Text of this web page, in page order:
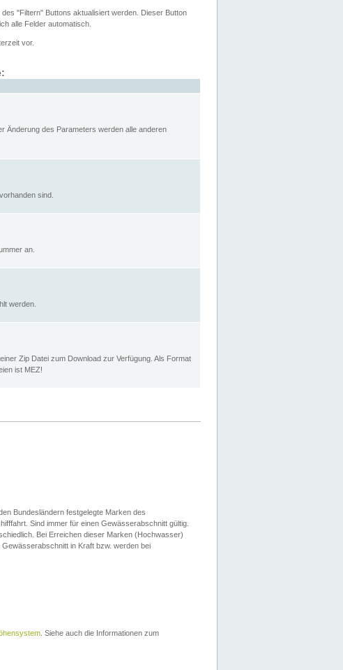
"Filtern" Buttons aktualisiert werden. Dieser Button
alle Felder automatisch.
vor.
Änderung des Parameters werden alle anderen
sind.
an.
werden.
Zip Datei zum Download zur Verfügung. Als Format
ist MEZ!
Bundesländern festgelegte Marken des
Sind immer für einen Gewässerabschnitt gültig.
Bei Erreichen dieser Marken (Hochwasser)
in Kraft bzw. werden bei
. Siehe auch die Informationen zum